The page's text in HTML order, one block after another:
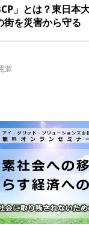
」とは？東日本
街を災害から守る
源